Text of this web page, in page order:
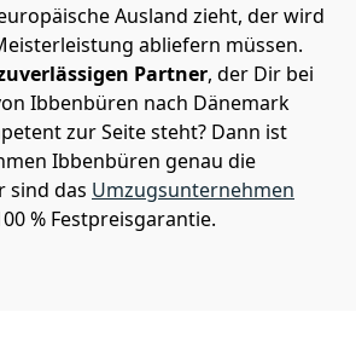
Ausland zieht, der wird
abliefern müssen.
Partner, der Dir bei
Ibbenbüren nach Dänemark
zur Seite steht? Dann ist
Ibbenbüren genau die
sind das Umzugsunternehmen
% Festpreisgarantie.